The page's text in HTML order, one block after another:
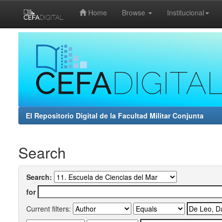
Home Browse Institucional
El Repositorio Digital de la Facultad Militar Conjunta
Search
Search:
for
Current filters: